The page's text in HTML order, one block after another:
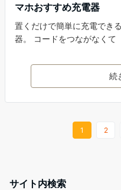
マホおすすめ充電器
置くだけで簡単に充電でき
器。 コードをつながなくて
続
1 2
サイト内検索